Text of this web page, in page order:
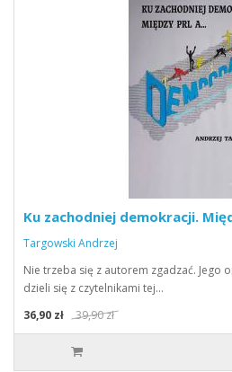
Ku zachodniej demokracji.
Targowski Andrzej
Nie trzeba się z autorem zgadzać. Jego
dzieli się z czytelnikami tej…
36,90 zł
39,90 zł